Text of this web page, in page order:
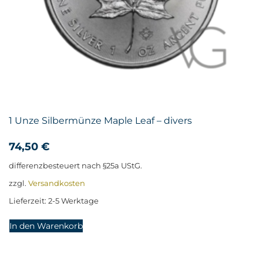
1 Unze Silbermünze Maple Leaf – divers
74,50 €
differenzbesteuert nach §25a UStG.
zzgl. Versandkosten
Lieferzeit: 2-5 Werktage
In den Warenkorb